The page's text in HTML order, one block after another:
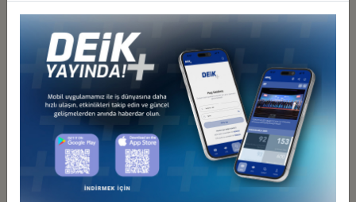
nkilit@deik.org.tr
) iletmeleri gerekmektedir.
Başvuru formunda katılımcılar tarafından belirtilen e-mail
adreslerine bilgilendirme yapılacağından, genel e-mail adresi
, vb.) yerine sıkça kullanılan şahsi e-mail adreslerinin
verilmesi katılımcıların yararına olacaktır.
Katılım ücreti ve organizasyon hizmetleri, katılımcıların sayısına göre
tespit edilmektedir. Bu itibarla, katılım teyidini bildirip, avans
ödemesini yapmış olan katılımcıların ziyarete katılmaktan
vazgeçmeleri halinde, en geç 20 Ocak 2014 Pazartesi günü mesai